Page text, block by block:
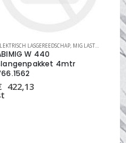
,MIG LASTOORTSEN
LASGEREEDSCHAP MIG LASTOORTS ABIMIG WATERGEKOELDE
W 440
4mtr
422,13